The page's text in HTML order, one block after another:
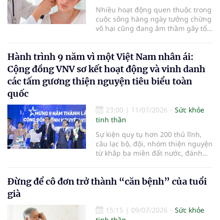
Nhiều hoạt động quen thuộc trong
cuộc sống hàng ngày tưởng chừng
vô hại cũng đang âm thầm gây tổn
trì khả năng nghe trong nhiều
thập kỷ sau này…
Hành trình 9 năm vì một Việt Nam nhân ái:
Cộng đồng VNV sơ kết hoạt động và vinh danh
các tấm gương thiện nguyện tiêu biểu toàn
quốc
23:00 | 11/07/2026
Sức khỏe
tinh thần
Sự kiện quy tụ hơn 200 thủ lĩnh,
câu lạc bộ, đội, nhóm thiện nguyện
từ khắp ba miền đất nước, đánh
thức ra mắt Mạng lưới Hội viên
Đừng để cô đơn trở thành “căn bệnh” của tuổi
già
15:15 | 09/07/2026
Sức khỏe